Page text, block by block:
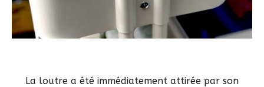
La loutre a été immédiatement attirée par son